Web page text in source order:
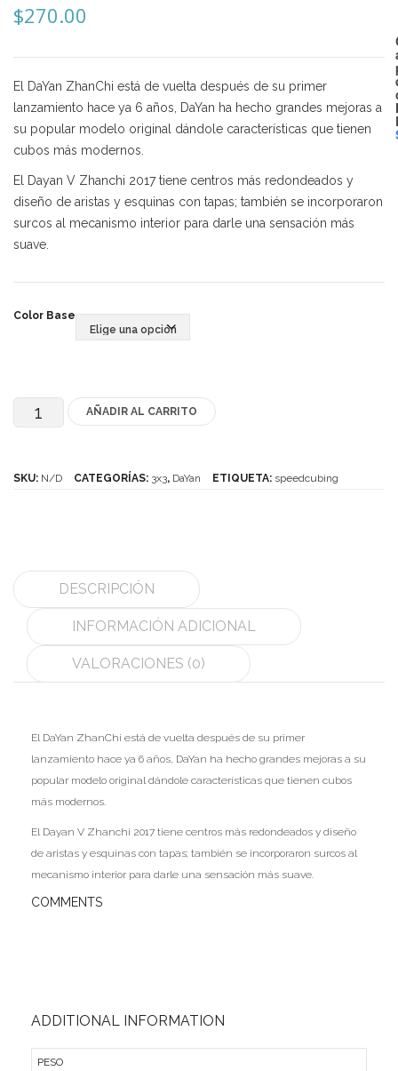
Quick Finger
Very Puzzle
Gan’s
LanLan
MoYu
QiYi/MoFangGe
The Valk
Z-Stickers
Speedcubing
Stickers
$270.00
El DaYan ZhanChi está de vuelta después de su primer
lanzamiento hace ya 6 años, DaYan ha hecho grandes mejoras a
su popular modelo original dándole características que tienen
cubos más modernos.
El Dayan V Zhanchi 2017 tiene centros más redondeados y
diseño de aristas y esquinas con tapas; también se incorporaron
surcos al mecanismo interior para darle una sensación más
suave.
Color Base
DaYan AÑADIR AL CARRITO
SKU: N/D CATEGORÍAS: 3x3, DaYan ETIQUETA: speedcubing
DESCRIPCIÓN
INFORMACIÓN ADICIONAL
VALORACIONES (0)
El DaYan ZhanChi está de vuelta después de su primer
lanzamiento hace ya 6 años, DaYan ha hecho grandes mejoras a su
popular modelo original dándole características que tienen cubos
más modernos.
El Dayan V Zhanchi 2017 tiene centros más redondeados y diseño
de aristas y esquinas con tapas; también se incorporaron surcos al
mecanismo interior para darle una sensación más suave.
COMMENTS
ADDITIONAL INFORMATION
PESO